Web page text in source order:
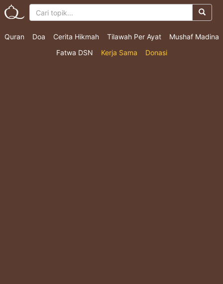
Quran Doa Cerita Hikmah Tilawah Per Ayat
Mushaf Madina
Fatwa DSN
Kerja Sama Donasi